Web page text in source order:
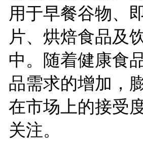
用于早餐谷物、
片、烘焙食品及
中。随着健康食
品需求的增加，
在市场上的接受
关注。